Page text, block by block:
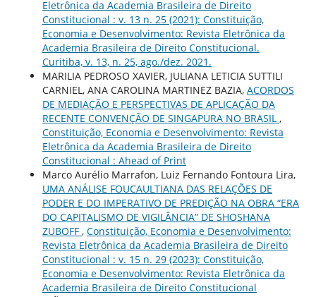
Eletrônica da Academia Brasileira de Direito
Constitucional : v. 13 n. 25 (2021): Constituição,
Economia e Desenvolvimento: Revista Eletrônica da
Academia Brasileira de Direito Constitucional.
Curitiba, v. 13, n. 25, ago./dez. 2021.
MARILIA PEDROSO XAVIER, JULIANA LETICIA SUTTILI
CARNIEL, ANA CAROLINA MARTINEZ BAZIA, ACORDOS
DE MEDIAÇÃO E PERSPECTIVAS DE APLICAÇÃO DA
RECENTE CONVENÇÃO DE SINGAPURA NO BRASIL ,
Constituição, Economia e Desenvolvimento: Revista
Eletrônica da Academia Brasileira de Direito
Constitucional : Ahead of Print
Marco Aurélio Marrafon, Luiz Fernando Fontoura Lira,
UMA ANÁLISE FOUCAULTIANA DAS RELAÇÕES DE
PODER E DO IMPERATIVO DE PREDIÇÃO NA OBRA “ERA
DO CAPITALISMO DE VIGILÂNCIA” DE SHOSHANA
ZUBOFF , Constituição, Economia e Desenvolvimento:
Revista Eletrônica da Academia Brasileira de Direito
Constitucional : v. 15 n. 29 (2023): Constituição,
Economia e Desenvolvimento: Revista Eletrônica da
Academia Brasileira de Direito Constitucional